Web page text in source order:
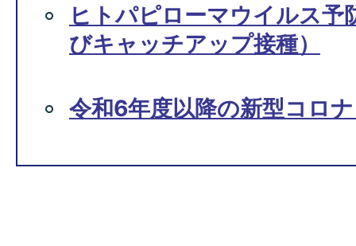
ヒトパピローマウイルス予
びキャッチアップ接種）
令和6年度以降の新型コロ